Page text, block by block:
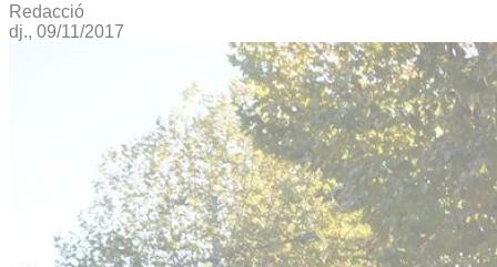
Redacció
dj., 09/11/2017